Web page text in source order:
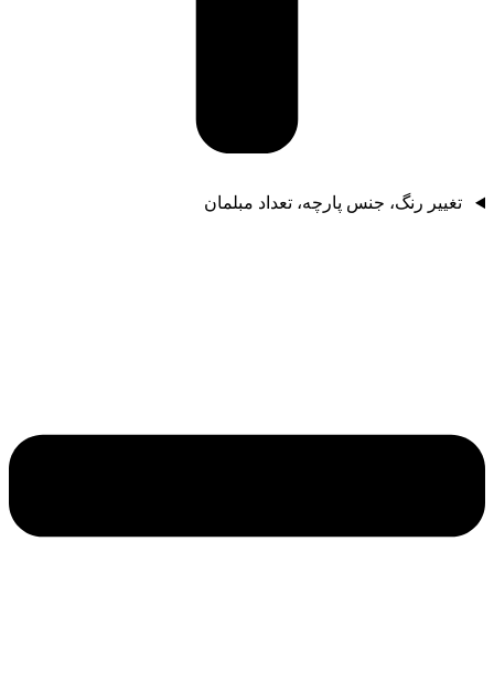
تغییر رنگ، جنس پارچه، تعداد مبلمان